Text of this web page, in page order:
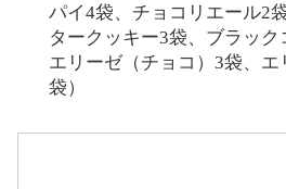
パイ4袋、チョコリエール2
タークッキー3袋、ブラック
エリーゼ（チョコ）3袋、
袋）